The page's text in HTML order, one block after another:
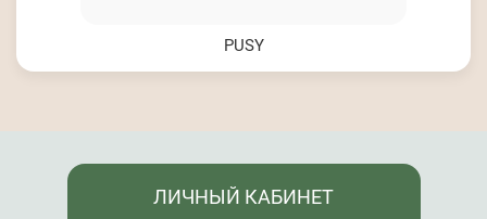
PUSY
ЛИЧНЫЙ КАБИНЕТ